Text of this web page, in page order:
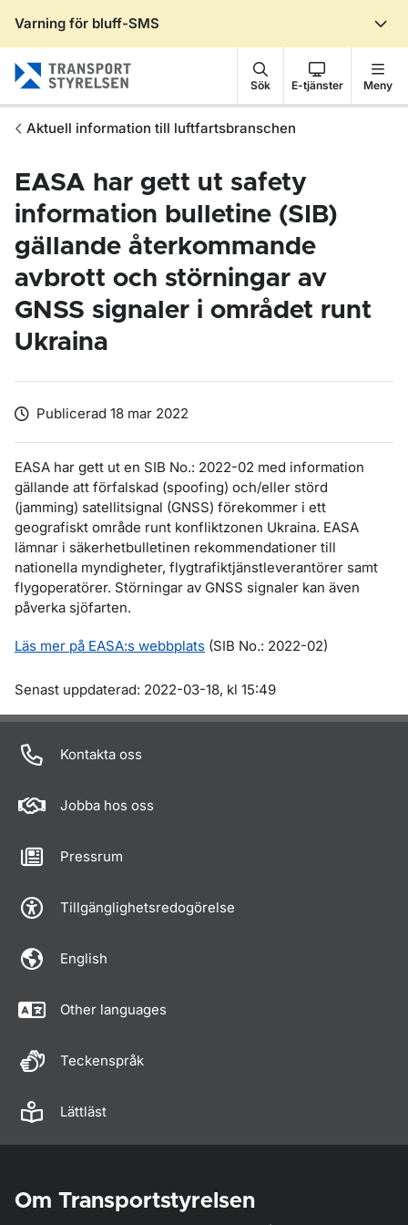
Varning för bluff-SMS
Sök E-tjänster Meny
Aktuell information till luftfartsbranschen
EASA har gett ut safety
information bulletine (SIB)
gällande återkommande
avbrott och störningar av
GNSS signaler i området runt
Ukraina
Publicerad 18 mar 2022
EASA har gett ut en SIB No.: 2022-02 med information
gällande att förfalskad (spoofing) och/eller störd
(jamming) satellitsignal (GNSS) förekommer i ett
geografiskt område runt konfliktzonen Ukraina. EASA
lämnar i säkerhetbulletinen rekommendationer till
nationella myndigheter, flygtrafiktjänstleverantörer samt
flygoperatörer. Störningar av GNSS signaler kan även
påverka sjöfarten.
Läs mer på EASA:s webbplats (SIB No.: 2022-02)
Om sidan
Senast uppdaterad: 2022-03-18, kl 15:49
Kontakta oss
Jobba hos oss
Pressrum
Tillgänglighetsredogörelse
English
Other languages
Teckenspråk
Lättläst
Om Transportstyrelsen